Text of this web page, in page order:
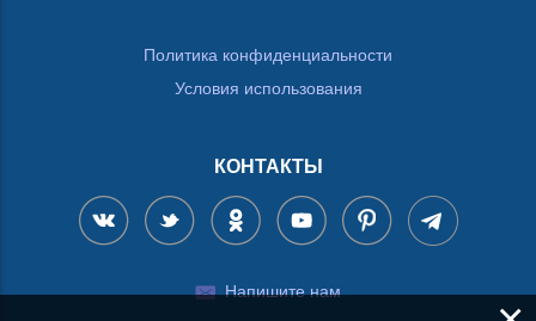
Политика конфиденциальности
Условия использования
КОНТАКТЫ
Напишите нам